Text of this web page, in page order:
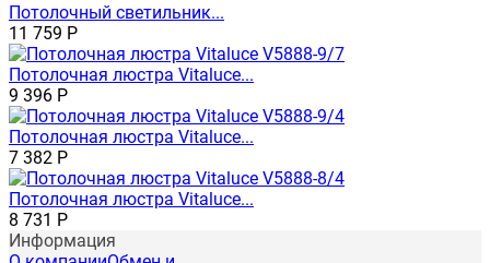
Потолочный светильник...
11 759 Р
Потолочная люстра Vitaluce...
9 396 Р
Потолочная люстра Vitaluce...
7 382 Р
Потолочная люстра Vitaluce...
8 731 Р
Информация